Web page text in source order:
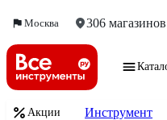
Москва 306 магазинов
Акции Инструмент